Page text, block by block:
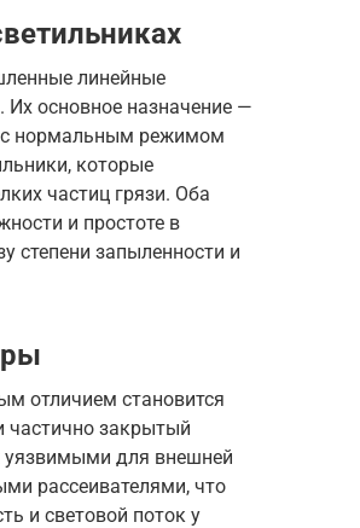
линейные
основное назначение —
с нормальным режимом
которые
частиц грязи. Оба
и простоте в
степени запыленности и
отличием становится
закрытый
уязвимыми для внешней
рассеивателями, что
и световой поток у